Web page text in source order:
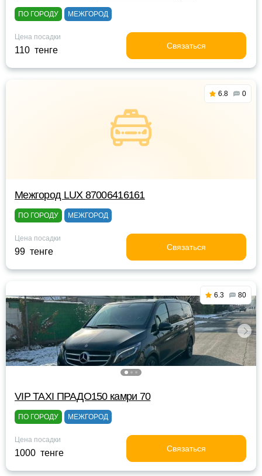
ПО ГОРОДУ МЕЖГОРОД
Цена посадки
110 тенге Связаться
6.8 0
Межгород LUX 87006416161
ПО ГОРОДУ МЕЖГОРОД
Цена посадки
99 тенге Связаться
6.3 80
VIP TAXI ПРАДО150 камри 70
ПО ГОРОДУ МЕЖГОРОД
Цена посадки
1000 тенге Связаться